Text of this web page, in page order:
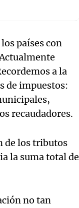
países con
a la
de impuestos:
recaudadores.
de los tributos
la suma total de
no tan
Notas